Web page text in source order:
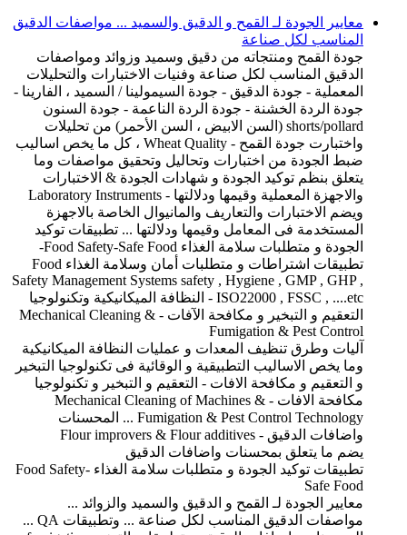
معايير الجودة لـ القمح و الدقيق والسميد ... مواصفات الدقيق
المناسب لكل صناعة
جودة القمح ومنتجاته من دقيق وسميد وزوائد ومواصفات
الدقيق المناسب لكل صناعة وفنيات الاختبارات والتحليلات
المعملية - جودة الدقيق - جودة السيمولينا / السميد ، الفارينا -
جودة الردة الخشنة - جودة الردة الناعمة - جودة السنون
shorts/pollard (السن الابيض ، السن الأحمر) من تحليلات
واختبارت جودة القمح - Wheat Quality ، كل ما يخص اساليب
ضبط الجودة من اختبارات وتحاليل وتحقيق مواصفات وما
يتعلق بنظم توكيد الجودة و شهادات الجودة & الاختبارات
والاجهزة المعملية وقيمها ودلالتها - Laboratory Instruments
ويضم الاختبارات والتعاريف والمانيوال الخاصة بالاجهزة
المستخدمة فى المعامل وقيمها ودلالتها ... تطبيقات توكيد
الجودة و متطلبات سلامة الغذاء Food Safety-Safe Food-
تطبيقات اشتراطات و متطلبات أمان وسلامة الغذاء Food
Safety Management Systems safety , Hygiene , GMP , GHP ,
ISO22000 , FSSC , ....etc - النظافة الميكانيكية وتكنولوجيا
التعقيم و التبخير و مكافحة الآفات - Mechanical Cleaning &
Fumigation & Pest Control
آليات وطرق تنظيف المعدات و عمليات النظافة الميكانيكية
وما يخص الاساليب التطبيقية و الوقائية فى تكنولوجيا التبخير
و التعقيم و مكافحة الافات - التعقيم و التبخير و تكنولوجيا
مكافحة الافات - Mechanical Cleaning of Machines &
Fumigation & Pest Control Technology ... المحسنات
واضافات الدقيق - Flour improvers & Flour additives
يضم ما يتعلق بمحسنات واضافات الدقيق
تطبيقات توكيد الجودة و متطلبات سلامة الغذاء Food Safety-
Safe Food
معايير الجودة لـ القمح و الدقيق والسميد والزوائد ...
مواصفات الدقيق المناسب لكل صناعة ... وتطبيقات QA ...